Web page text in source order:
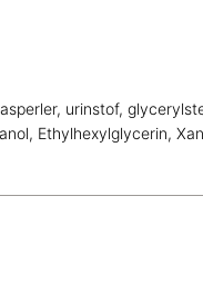
urinstof,
Ethylhexylglycerin,